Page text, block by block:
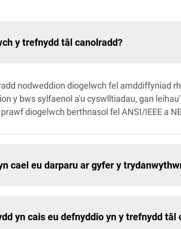
y trefnydd tâl canolradd?
nodweddion diogelwch fel amddiffyniad
y bws sylfaenol a'u cyswlltiadau, gan
diogelwch berthnasol fel ANSI/IEEE a
cael eu darparu ar gyfer y
yn cais eu defnyddio yn y trefnydd tâl